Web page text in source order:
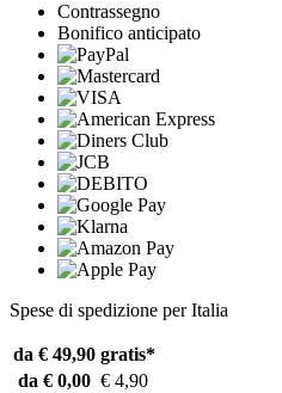
Contrassegno
Bonifico anticipato
Spese di spedizione per Italia
da € 49,90 gratis*
da € 0,00 € 4,90